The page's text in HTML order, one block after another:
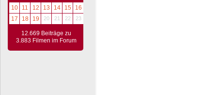
10 11 12 13 14 15
16
17
18 19 20 21 22 23
12.669 Beiträge zu
3.883 Filmen im Forum